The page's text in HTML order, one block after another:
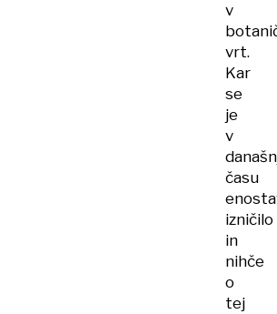
v
vrt.
Kar
se
je
v
času
izničilo
in
nihče
o
tej